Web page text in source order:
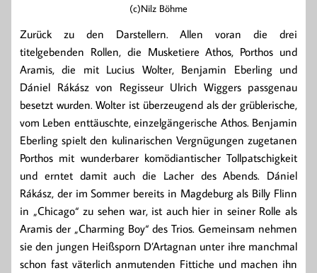
(c)Nilz Böhme
Zurück zu den Darstellern. Allen voran die drei
titelgebenden Rollen, die Musketiere Athos, Porthos und
Aramis, die mit Lucius Wolter, Benjamin Eberling und
Dániel Rákász von Regisseur Ulrich Wiggers passgenau
besetzt wurden. Wolter ist überzeugend als der grüblerische,
vom Leben enttäuschte, einzelgängerische Athos. Benjamin
Eberling spielt den kulinarischen Vergnügungen zugetanen
Porthos mit wunderbarer komödiantischer Tollpatschigkeit
und erntet damit auch die Lacher des Abends. Dániel
Rákász, der im Sommer bereits in Magdeburg als Billy Flinn
in „Chicago“ zu sehen war, ist auch hier in seiner Rolle als
Aramis der „Charming Boy“ des Trios. Gemeinsam nehmen
sie den jungen Heißsporn D’Artagnan unter ihre manchmal
schon fast väterlich anmutenden Fittiche und machen ihn